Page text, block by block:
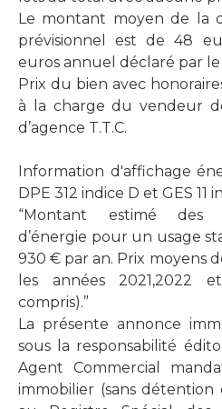
Le montant moyen de la
prévisionnel est de 48
euros annuel déclaré par
Prix du bien avec
à la charge du vendeur
d’agence T.T.C.
Information d'affichage
DPE 312 indice D et GES 11
“Montant estimé des
d’énergie pour un usage
930 € par an. Prix moyens
les années 2021,2022
compris).”
La présente annonce
sous la responsabilité
Agent Commercial
immobilier (sans